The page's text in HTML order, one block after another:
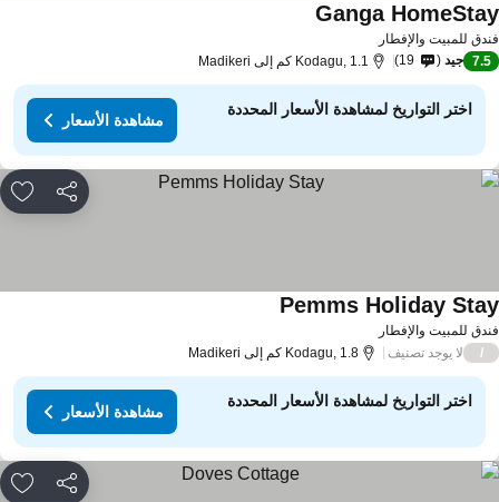
للمبيت والإفطار
Ganga
7.5 جيد 19 Kodagu, 1.1 كم إلى Madikeri
اختر التواريخ لمشاهدة الأسعار المحددة
مشاهدة الأسعار
مشاركة
للمبيت والإفطار
Pemms Holiday
لا يوجد تصنيف Kodagu, 1.8 كم إلى Madikeri
اختر التواريخ لمشاهدة الأسعار المحددة
مشاهدة الأسعار
مشاركة